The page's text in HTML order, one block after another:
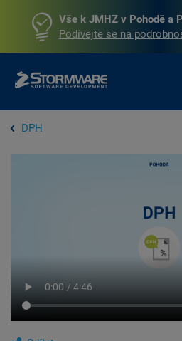
Vše k JMHZ v Pohodě a
Podívejte se na
DPH